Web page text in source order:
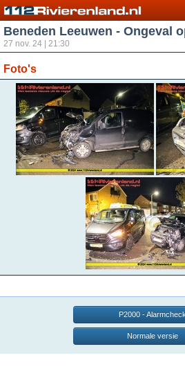
Beneden Leeuwen - Ongeval
27 nov. 24 | 21:30
Foto's
P2000 - Alarmcheck
Normale versie